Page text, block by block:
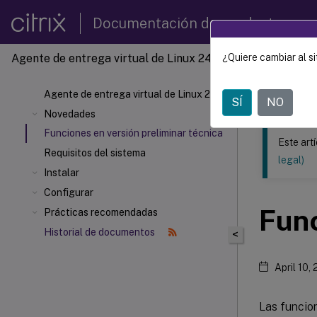
Documentación de productos
Agente de entrega virtual de Linux 2411
Agente de entrega virtual de Linux 2411
Novedades
Funciones en versión preliminar técnica
Requisitos del sistema
Instalar
Configurar
Prácticas recomendadas
Historial de documentos
Este
<
Este
legal)
April 10,
Las
¿Quiere cambiar al
SÍ NO